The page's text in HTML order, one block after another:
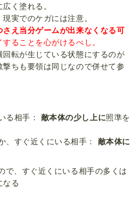
く塗れる。
実でのケガには注意。
え当分ゲームが出来なくなる可
ることを心がけるべし。
転が生じている状態にするのが
撃ちも要領は同じなので併せて参
る相手： 敵本体の少し上に照準を
、すぐ近くにいる相手： 敵本体に
、すぐ近くにいる相手の多くは
なる